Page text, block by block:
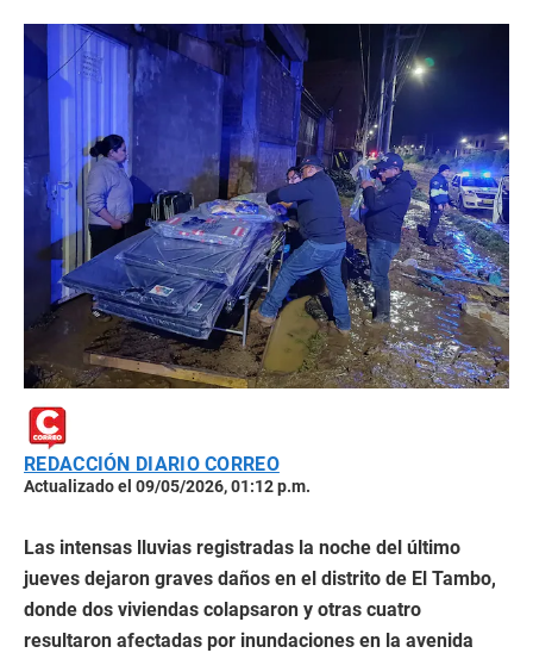
REDACCIÓN DIARIO CORREO
Actualizado el 09/05/2026, 01:12 p.m.
Las intensas lluvias registradas la noche del último
jueves dejaron graves daños en el distrito de El Tambo,
donde dos viviendas colapsaron y otras cuatro
resultaron afectadas por inundaciones en la avenida